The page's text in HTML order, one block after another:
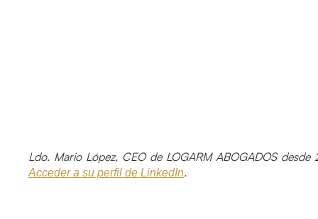
Ldo. Mario López, CEO de LOGARM ABOGADOS desde
Acceder a su perfil de LinkedIn.